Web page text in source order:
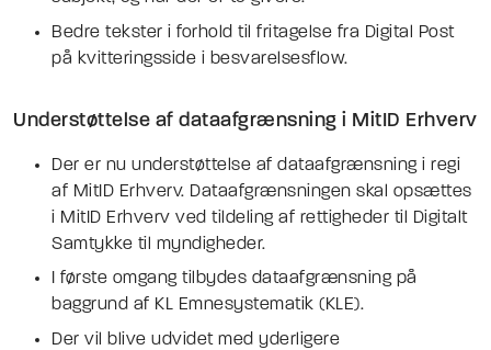
Bedre tekster i forhold til fritagelse fra Digital Post
på kvitteringsside i besvarelsesflow.
Understøttelse af dataafgrænsning i MitID Erhverv
Der er nu understøttelse af dataafgrænsning i regi
af MitID Erhverv. Dataafgrænsningen skal opsættes
i MitID Erhverv ved tildeling af rettigheder til Digitalt
Samtykke til myndigheder.
I første omgang tilbydes dataafgrænsning på
baggrund af KL Emnesystematik (KLE).
Der vil blive udvidet med yderligere